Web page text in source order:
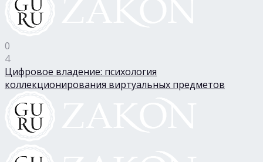
0
4
Цифровое владение: психология
коллекционирования виртуальных предметов